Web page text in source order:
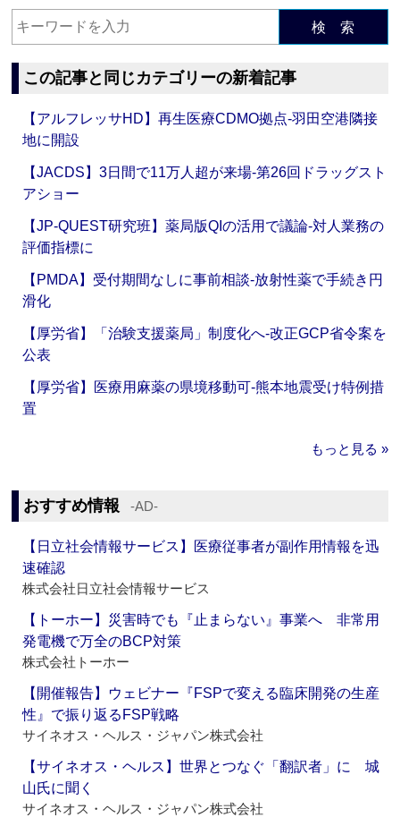
検 索
この記事と同じカテゴリーの新着記事
【アルフレッサHD】再生医療CDMO拠点‐羽田空港隣接
地に開設
【JACDS】3日間で11万人超が来場‐第26回ドラッグスト
アショー
【JP-QUEST研究班】薬局版QIの活用で議論‐対人業務の
評価指標に
【PMDA】受付期間なしに事前相談‐放射性薬で手続き円
滑化
【厚労省】「治験支援薬局」制度化へ‐改正GCP省令案を
公表
【厚労省】医療用麻薬の県境移動可‐熊本地震受け特例措
置
もっと見る »
おすすめ情報 ‐AD‐
【日立社会情報サービス】医療従事者が副作用情報を迅
速確認
株式会社日立社会情報サービス
【トーホー】災害時でも『止まらない』事業へ 非常用
発電機で万全のBCP対策
株式会社トーホー
【開催報告】ウェビナー『FSPで変える臨床開発の生産
性』で振り返るFSP戦略
サイネオス・ヘルス・ジャパン株式会社
【サイネオス・ヘルス】世界とつなぐ「翻訳者」に 城
山氏に聞く
サイネオス・ヘルス・ジャパン株式会社